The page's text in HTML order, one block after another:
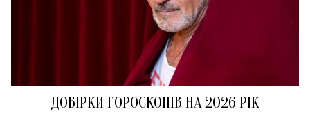
ДОБІРКИ ГОРОСКОПІВ НА 2026 РІК